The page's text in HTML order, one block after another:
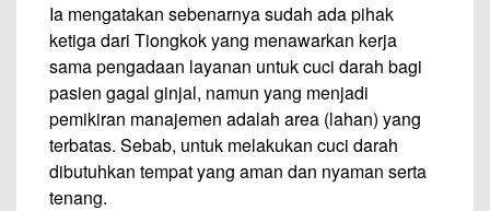
Ia mengatakan sebenarnya sudah ada pihak
ketiga dari Tiongkok yang menawarkan kerja
sama pengadaan layanan untuk cuci darah bagi
pasien gagal ginjal, namun yang menjadi
pemikiran manajemen adalah area (lahan) yang
terbatas. Sebab, untuk melakukan cuci darah
dibutuhkan tempat yang aman dan nyaman serta
tenang.